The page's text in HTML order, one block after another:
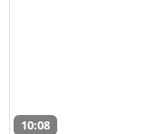
10:08